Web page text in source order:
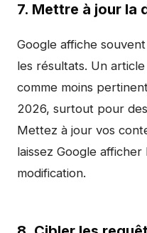
7. Mettre à jour la
Google affiche
les résultats. Un
comme moins
2026, surtout pour
Mettez à jour vos
laissez Google
modification.